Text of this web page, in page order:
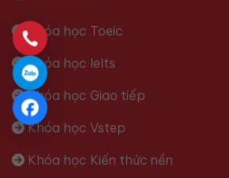
Khóa học Toeic
Khóa học Ielts
Khóa học Giao tiếp
Khóa học Vstep
Khóa học Kiến thức nền